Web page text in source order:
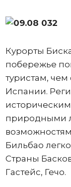
Курорты
побережье
туристам,
Испании.
природными
Бильбао
Страны
Гастейс, Гечо.